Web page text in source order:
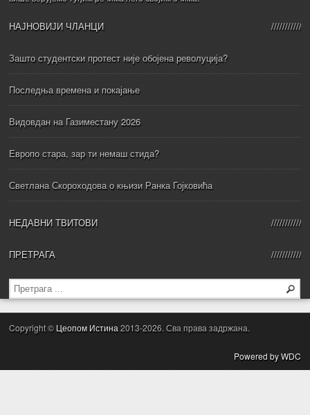
НАЈНОВИЈИ ЧЛАНЦИ
Зашто студентски протест није обојена револуција?
Последња времена и покајање
Видовдан на Газиместану 2026
Европо стара, зар ти немаш стида?
Светлана Скороходова о књизи Ранка Гојковића
НЕДАВНИ ТВИТОВИ
ПРЕТРАГА
Copyright © Цеопом Истина2013-2026. Сва права задржана.
Powered by WDC